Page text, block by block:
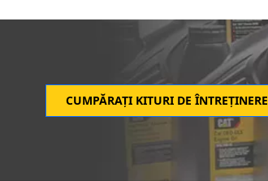
CUMPĂRAȚI KITURI DE ÎNTREȚINERE